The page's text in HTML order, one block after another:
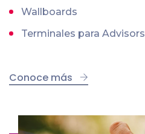
Wallboards
Terminales para Advisors
Conoce más